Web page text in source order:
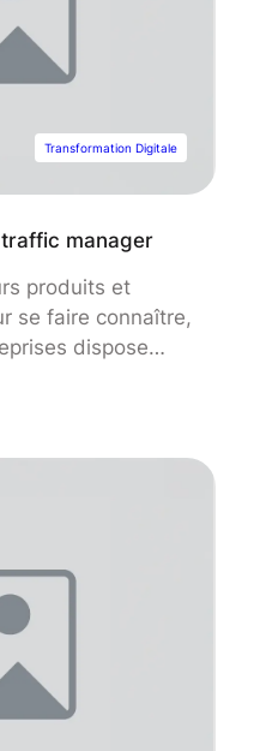
Transformation Digitale
manager
produits et
se faire connaître,
dispose